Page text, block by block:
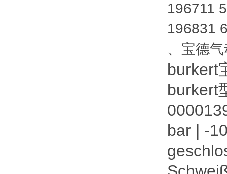
196711
196831
、宝德
burkert
burkert
bar | -